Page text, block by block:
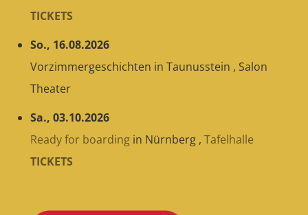
TICKETS
So., 16.08.2026
Vorzimmergeschichten in Taunusstein , Salon
Theater
Sa., 03.10.2026
Ready for boarding in Nürnberg , Tafelhalle
TICKETS